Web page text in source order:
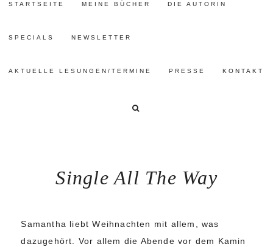
STARTSEITE MEINE BÜCHER DIE AUTORIN
SPECIALS NEWSLETTER
AKTUELLE LESUNGEN/TERMINE PRESSE KONTAKT
Single All The Way
Samantha liebt Weihnachten mit allem, was
dazugehört. Vor allem die Abende vor dem Kamin